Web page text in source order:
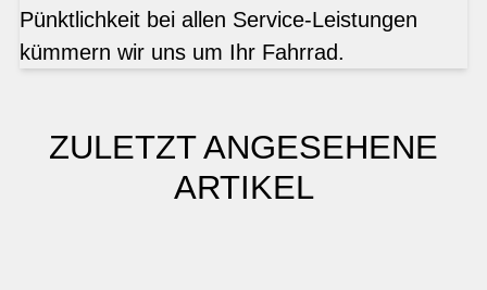
Pünktlichkeit bei allen Service-Leistungen
kümmern wir uns um Ihr Fahrrad.
ZULETZT ANGESEHENE
ARTIKEL